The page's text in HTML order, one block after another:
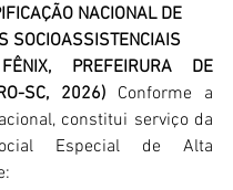
NACIONAL DE
SOCIOASSISTENCIAIS
PREFEIRURA DE
SC, 2026) Conforme a
constitui serviço da
Especial de Alta